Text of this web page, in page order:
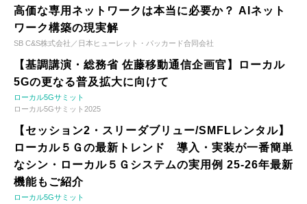
高価な専用ネットワークは本当に必要か？ AIネット
ワーク構築の現実解
SB C&S株式会社／日本ヒューレット・パッカード合同会社
【基調講演・総務省 佐藤移動通信企画官】ローカル
5Gの更なる普及拡大に向けて
ローカル5Gサミット
ローカル5Gサミット2025
【セッション2・スリーダブリュー/SMFLレンタル】
ローカル５Ｇの最新トレンド 導入・実装が一番簡単
なシン・ローカル５Ｇシステムの実用例 25-26年最新
機能もご紹介
ローカル5Gサミット